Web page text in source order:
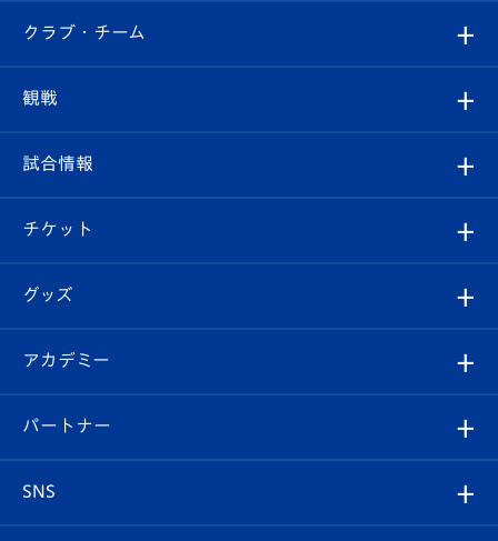
すべて
クラブ
試合情報
チケット
イベント
メディア
ホームタウン
クラブ・チーム
クラブ概要
エンブレム紹介
スタッフプロフィール
マスコット紹介
観戦
観戦ルール
はじめての観戦ガイド
Revive Team
ヴィヴィくんの長崎おもてなしガイド
試合情報
試合日程/結果
フォトギャラリー
スタジアムグルメ
チケット
チケット
V-LOVERS（ファンクラブ）
プレイヤーズスイート
グッズ
オンラインショップ
店舗情報
アカデミー
育成からのお知らせ
U-18
パートナー
SNS